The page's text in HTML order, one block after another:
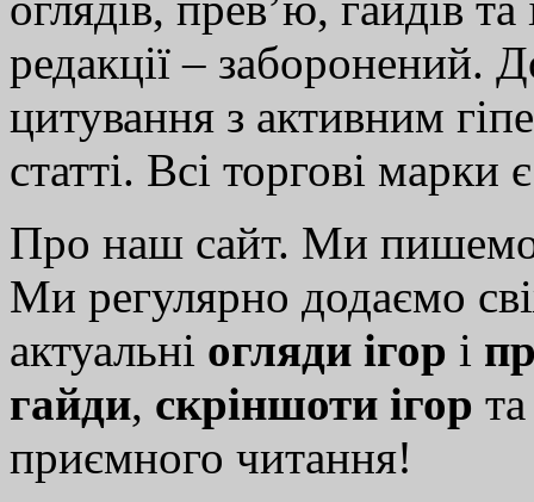
редакції – заборонений.
цитування з активним
статті. Всі торгові марки
Про наш сайт. Ми
Ми регулярно додаємо
актуальні огляди ігор і
гайди, скріншоти ігор
приємного читання!